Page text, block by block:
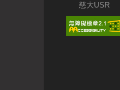
慈大USR